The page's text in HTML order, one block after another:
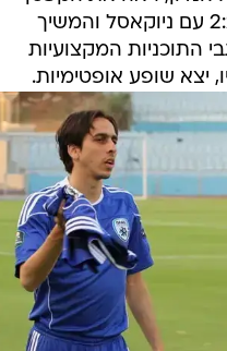
שלו בפעולה במדי צ'לסי ב-2:2 עם ניוקאסל והמשיך
התוכניות המקצועיות
יצא שופע אופטימיות.